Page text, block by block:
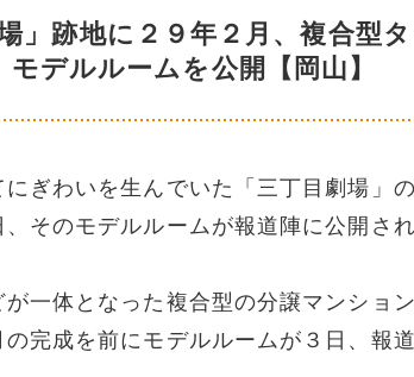
」跡地に２９年２月、複合型
モデルルームを公開【岡山】
ぎわいを生んでいた「三丁目劇場」
そのモデルルームが報道陣に公開され
一体となった複合型の分譲マンショ
完成を前にモデルルームが３日、報